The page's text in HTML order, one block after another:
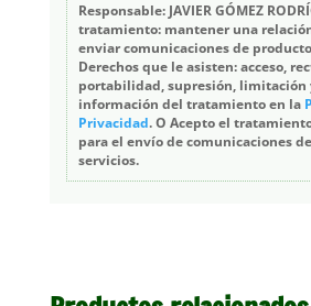
Responsable: JAVIER GÓMEZ
tratamiento: mantener una
enviar comunicaciones de
Derechos que le asisten: acceso,
portabilidad, supresión, limitación
información del tratamiento en la
Privacidad. O Acepto el
para el envío de comunicaciones
servicios.